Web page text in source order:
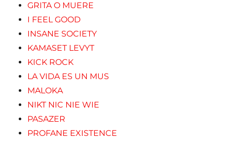
GRITA O MUERE
I FEEL GOOD
INSANE SOCIETY
KAMASET LEVYT
KICK ROCK
LA VIDA ES UN MUS
MALOKA
NIKT NIC NIE WIE
PASAZER
PROFANE EXISTENCE